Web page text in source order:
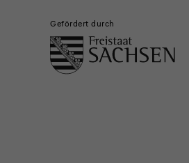
Gefördert durch